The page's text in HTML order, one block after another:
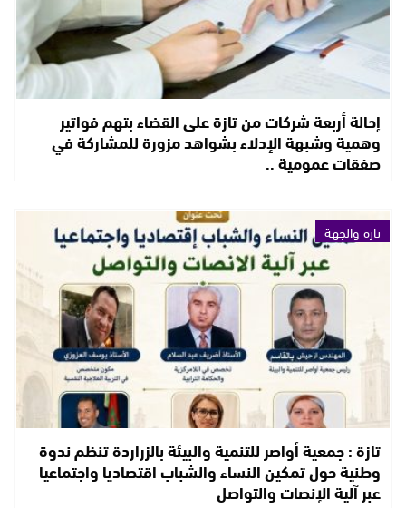
إحالة أربعة شركات من تازة على القضاء بتهم فواتير
وهمية وشبهة الإدلاء بشواهد مزورة للمشاركة في
صفقات عمومية ..
تازة والجهة
تازة : جمعية أواصر للتنمية والبيئة بالزراردة تنظم ندوة
وطنية حول تمكين النساء والشباب اقتصاديا واجتماعيا
عبر آلية الإنصات والتواصل